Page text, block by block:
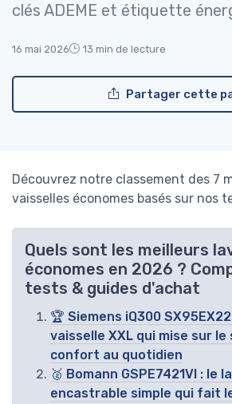
clés ADEME et étiquette
16 mai 2026 13 min de lecture
Partager cette
Découvrez notre classement des 7
vaisselles économes basés sur nos
Quels sont les meilleurs
économes en 2026 ?
tests & guides d'achat
🏆 Siemens iQ300
vaisselle XXL qui mise sur le
confort au quotidien
🥈 Bomann GSPE7421VI : le
encastrable simple qui fait